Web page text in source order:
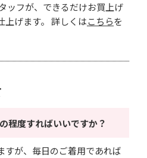
ッフが、できるだけお買上げ
げます。 詳しくはこちらを
程度すればいいですか？
すが、毎日のご着用であれば